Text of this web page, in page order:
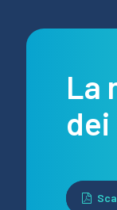
La